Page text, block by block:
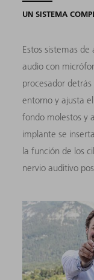
UN SISTEMA
Estos sistemas
audio con
procesador
entorno y ajusta
fondo molestos y
implante se
la función de los
nervio auditivo